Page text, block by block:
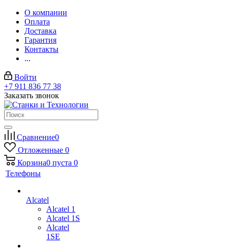
О компании
Оплата
Доставка
Гарантия
Контакты
...
Войти
+7 911 836 77 38
Заказать звонок
Сравнение0
Отложенные 0
Корзина0 пуста 0
Телефоны
Alcatel
Alcatel 1
Alcatel 1S
Alcatel
1SE